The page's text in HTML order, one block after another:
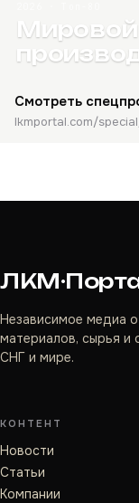
Мировой
Смотреть
lkmportal.com/
Независимое медиа
материалов, сырья и
СНГ и мире.
КОНТЕНТ
Новости
Статьи
Компании